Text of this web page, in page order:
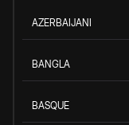
AZERBAIJANI
BANGLA
BASQUE